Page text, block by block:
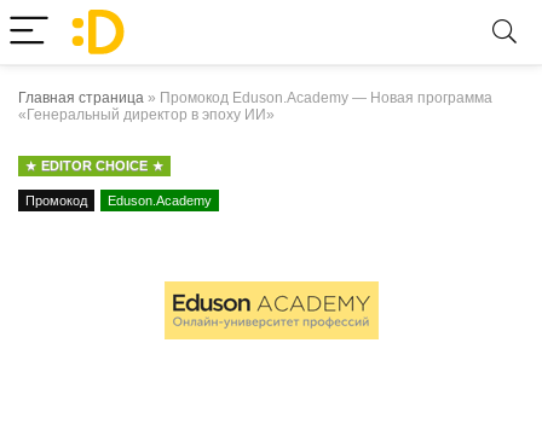
Главная страница » Промокод Eduson.Academy — Новая программа
«Генеральный директор в эпоху ИИ»
EDITOR CHOICE
Промокод Eduson.Academy